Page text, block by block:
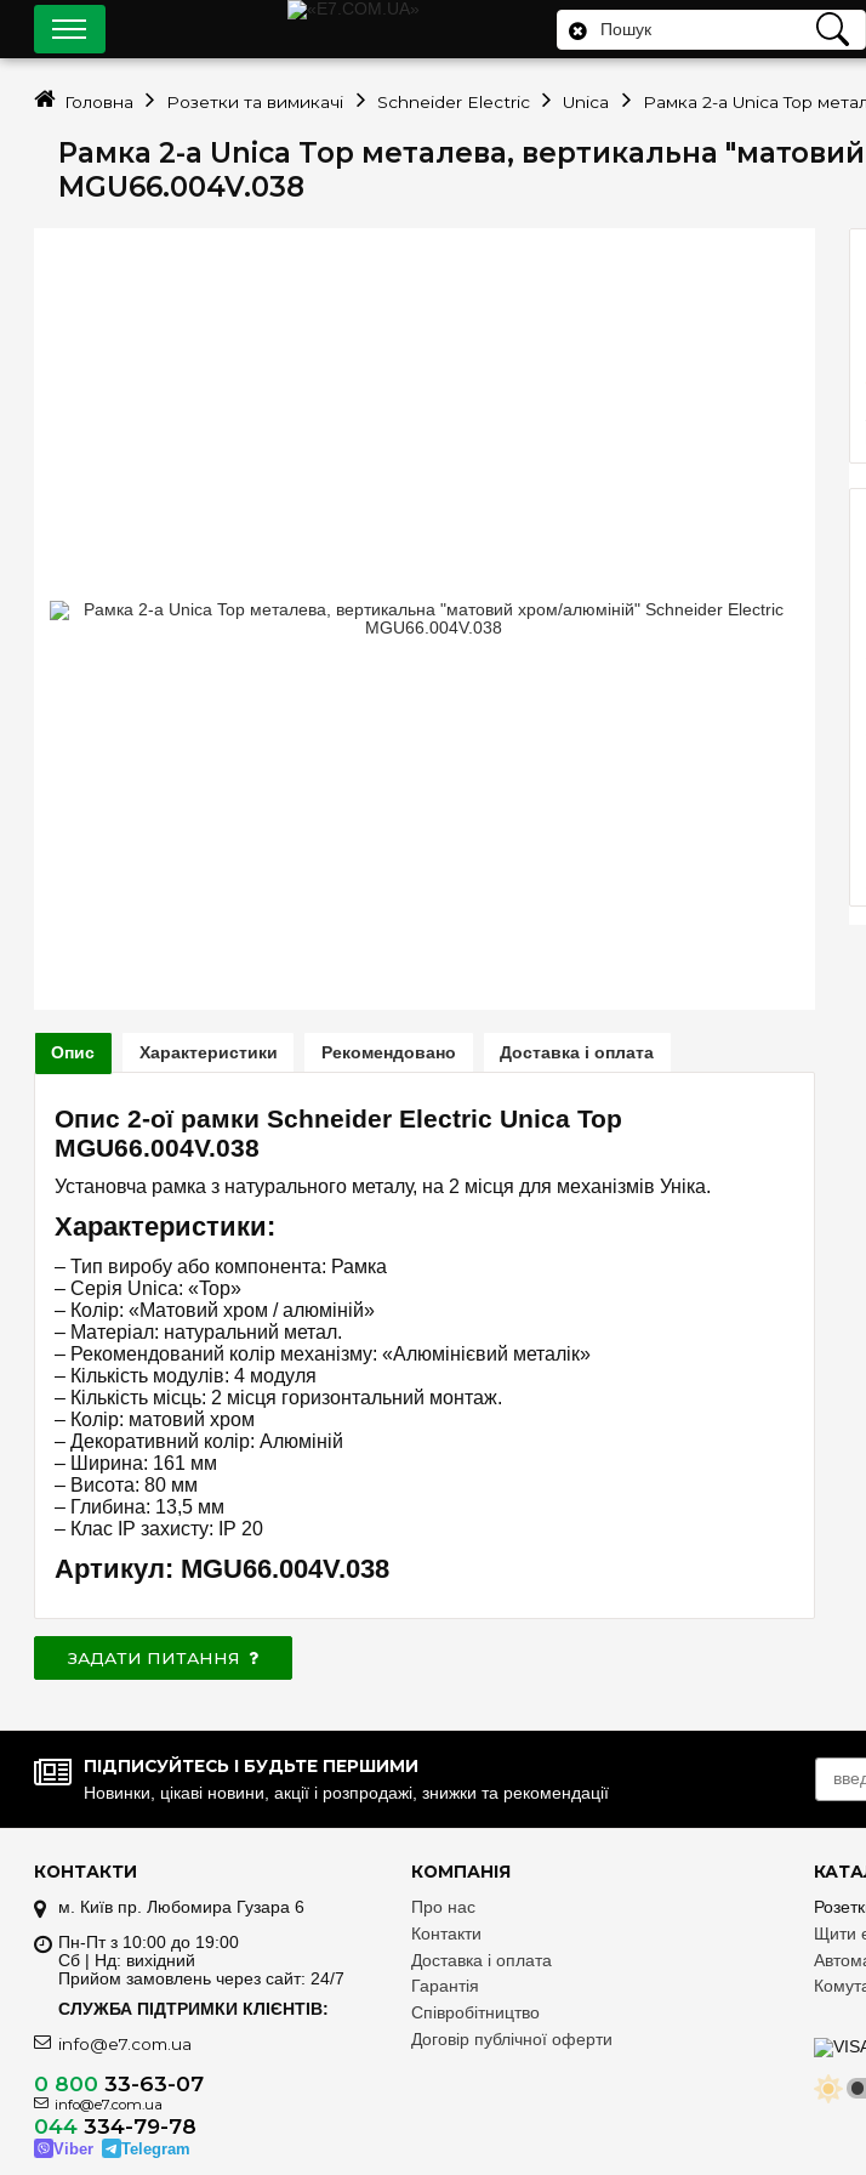
Рамка 2-а Unica Top металева, вертикальна
MGU66.004V.038
Опис Характеристики Рекомендовано Доставка і оплата
Опис 2-ої рамки Schneider Electric Unica Top
MGU66.004V.038
Установча рамка з натурального металу, на 2 місця для механізмів Уніка.
Характеристики:
– Тип виробу або компонента: Рамка
– Серія Unica: «Top»
– Колір: «Матовий хром / алюміній»
– Матеріал: натуральний метал.
– Рекомендований колір механізму: «Алюмінієвий металік»
– Кількість модулів: 4 модуля
– Кількість місць: 2 місця горизонтальний монтаж.
– Колір: матовий хром
– Декоративний колір: Алюміній
– Ширина: 161 мм
– Висота: 80 мм
– Глибина: 13,5 мм
– Клас IP захисту: IP 20
Артикул: MGU66.004V.038
ЗАДАТИ ПИТАННЯ
Головна Розетки та вимикачі Schneider Electric Unica
ПІДПИСУЙТЕСЬ І БУДЬТЕ ПЕРШИМИ
Новинки, цікаві новини, акції і розпродажі, знижки та рекомендації
КОНТАКТИ
м. Київ пр. Любомира Гузара 6
Пн-Пт з 10:00 до 19:00
Сб | Нд: вихідний
Прийом замовлень через сайт: 24/7
СЛУЖБА ПІДТРИМКИ КЛІЄНТІВ:
info@e7.com.ua
0 800 33-63-07
info@e7.com.ua
044334-79-78
Viber Telegram
КОМПАНІЯ
Про нас
Контакти
Доставка і оплата
Гарантія
Співробітництво
Договір публічної оферти
Щити